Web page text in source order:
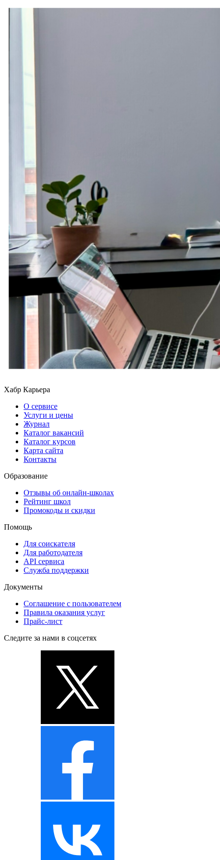
Хабр Карьера
О сервисе
Услуги и цены
Журнал
Каталог вакансий
Каталог курсов
Карта сайта
Контакты
Образование
Отзывы об онлайн-школах
Рейтинг школ
Промокоды и скидки
Помощь
Для соискателя
Для работодателя
API сервиса
Служба поддержки
Документы
Соглашение с пользователем
Правила оказания услуг
Прайс-лист
Следите за нами в соцсетях